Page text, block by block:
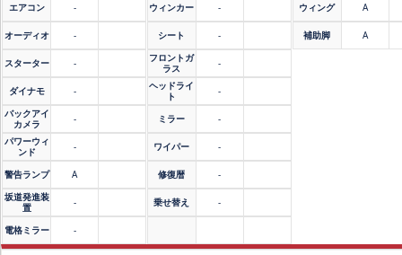
エアコン -
オーディオ -
スターター -
ダイナモ
-
バックアイ
カメラ
-
パワーウィ
ンド
-
警告ランプ
A
坂道発進装
置
-
電格ミラー -
ウィンカー -
シート
-
フロントガ
ラス
-
ヘッドライ
ト
-
ミラー -
ワイパー -
修復暦 -
乗せ替え -
ウィング A
補助脚 A